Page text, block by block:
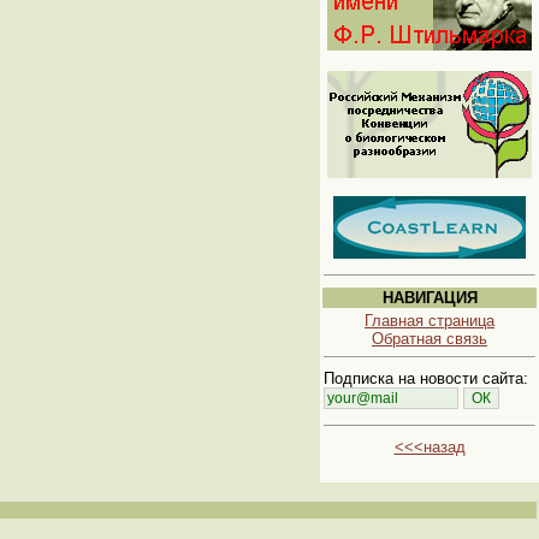
НАВИГАЦИЯ
Главная страница
Обратная связь
Подписка на новости сайта:
<<<назад